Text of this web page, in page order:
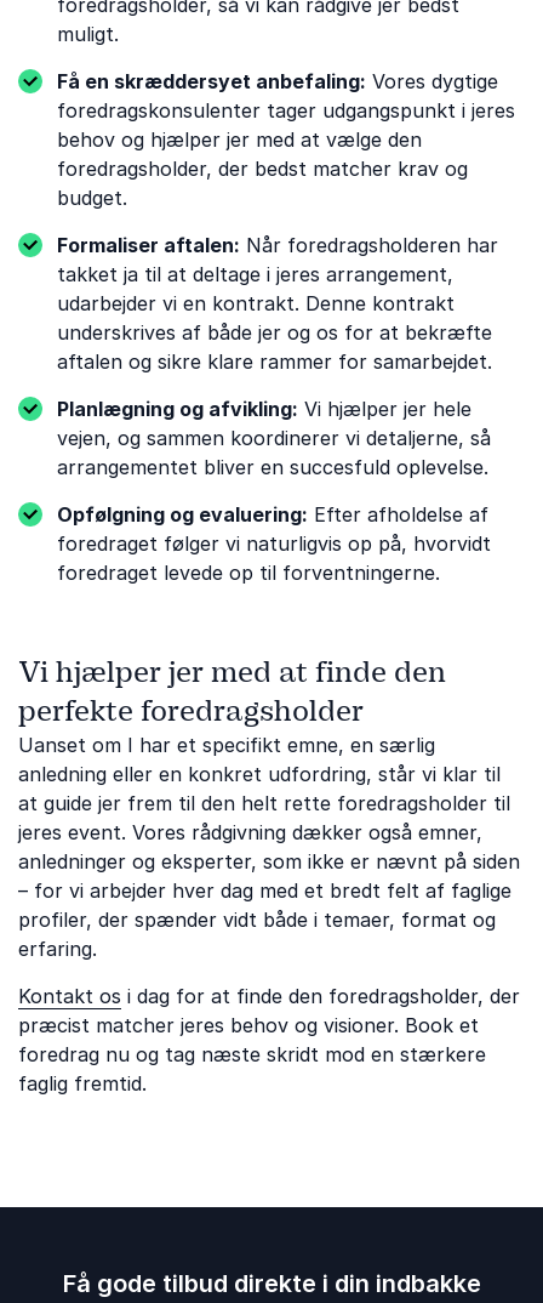
foredragsholder, så vi kan rådgive jer bedst
muligt.
Få en skræddersyet anbefaling: Vores dygtige
foredragskonsulenter tager udgangspunkt i jeres
behov og hjælper jer med at vælge den
foredragsholder, der bedst matcher krav og
budget.
Formaliser aftalen: Når foredragsholderen har
takket ja til at deltage i jeres arrangement,
udarbejder vi en kontrakt. Denne kontrakt
underskrives af både jer og os for at bekræfte
aftalen og sikre klare rammer for samarbejdet.
Planlægning og afvikling: Vi hjælper jer hele
vejen, og sammen koordinerer vi detaljerne, så
arrangementet bliver en succesfuld oplevelse.
Opfølgning og evaluering: Efter afholdelse af
foredraget følger vi naturligvis op på, hvorvidt
foredraget levede op til forventningerne.
Vi hjælper jer med at finde den
perfekte foredragsholder
Uanset om I har et specifikt emne, en særlig
anledning eller en konkret udfordring, står vi klar til
at guide jer frem til den helt rette foredragsholder til
jeres event. Vores rådgivning dækker også emner,
anledninger og eksperter, som ikke er nævnt på siden
– for vi arbejder hver dag med et bredt felt af faglige
profiler, der spænder vidt både i temaer, format og
erfaring.
Kontakt os i dag for at finde den foredragsholder, der
præcist matcher jeres behov og visioner. Book et
foredrag nu og tag næste skridt mod en stærkere
faglig fremtid.
Få gode tilbud direkte i din indbakke